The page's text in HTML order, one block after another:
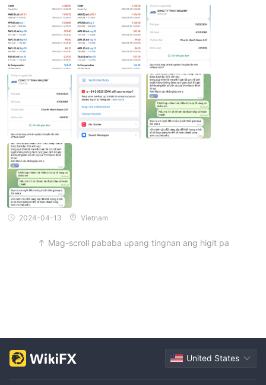
2024-04-13 Vietnam
Mag-scroll pababa upang tingnan ang higit pa
United States